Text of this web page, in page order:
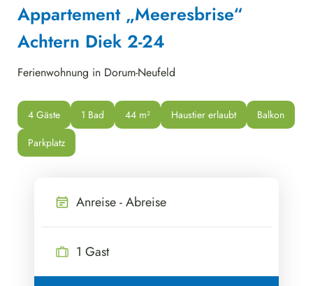
Appartement „Meeresbrise“
Achtern Diek 2-24
Ferienwohnung in Dorum-Neufeld
4 Gäste 1 Bad 44 m² Haustier erlaubt
Balkon
Parkplatz